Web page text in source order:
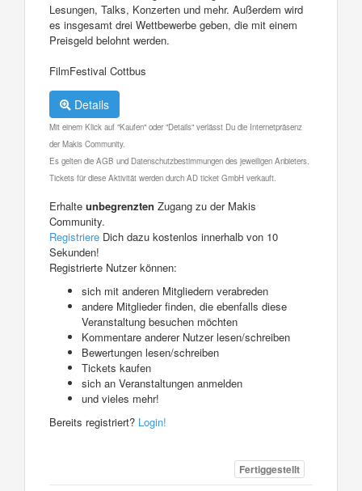
Lesungen, Talks, Konzerten und mehr. Außerdem wird
es insgesamt drei Wettbewerbe geben, die mit einem
Preisgeld belohnt werden.
FilmFestival Cottbus
Details
Mit einem Klick auf "Kaufen" oder "Details" verlässt Du die Internetpräsenz
der Makis Community.
Es gelten die AGB und Datenschutzbestimmungen des jeweiligen Anbieters.
Tickets für diese Aktivität werden durch AD ticket GmbH verkauft.
Erhalte unbegrenzten Zugang zu der Makis
Community.
Registriere Dich dazu kostenlos innerhalb von 10
Sekunden!
Registrierte Nutzer können:
sich mit anderen Mitgliedern verabreden
andere Mitglieder finden, die ebenfalls diese
Veranstaltung besuchen möchten
Kommentare anderer Nutzer lesen/schreiben
Bewertungen lesen/schreiben
Tickets kaufen
sich an Veranstaltungen anmelden
und vieles mehr!
Bereits registriert? Login!
Fertiggestellt